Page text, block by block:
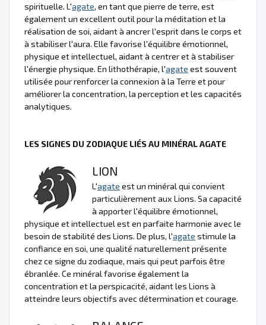
spirituelle. L'agate, en tant que pierre de terre, est
également un excellent outil pour la méditation et la
réalisation de soi, aidant à ancrer l'esprit dans le corps et
à stabiliser l'aura. Elle favorise l'équilibre émotionnel,
physique et intellectuel, aidant à centrer et à stabiliser
l'énergie physique. En lithothérapie, l'agate est souvent
utilisée pour renforcer la connexion à la Terre et pour
améliorer la concentration, la perception et les capacités
analytiques.
LES SIGNES DU ZODIAQUE LIÉS AU MINÉRAL AGATE
LION
L'agate est un minéral qui convient
particulièrement aux Lions. Sa capacité
à apporter l'équilibre émotionnel,
physique et intellectuel est en parfaite harmonie avec le
besoin de stabilité des Lions. De plus, l'agate stimule la
confiance en soi, une qualité naturellement présente
chez ce signe du zodiaque, mais qui peut parfois être
ébranlée. Ce minéral favorise également la
concentration et la perspicacité, aidant les Lions à
atteindre leurs objectifs avec détermination et courage.